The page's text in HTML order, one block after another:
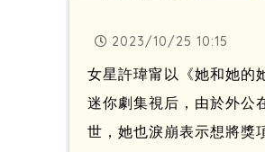
2023/10/25 10:15
女星許瑋甯以《她和她的
迷你劇集視后，由於外公
世，她也淚崩表示想將獎